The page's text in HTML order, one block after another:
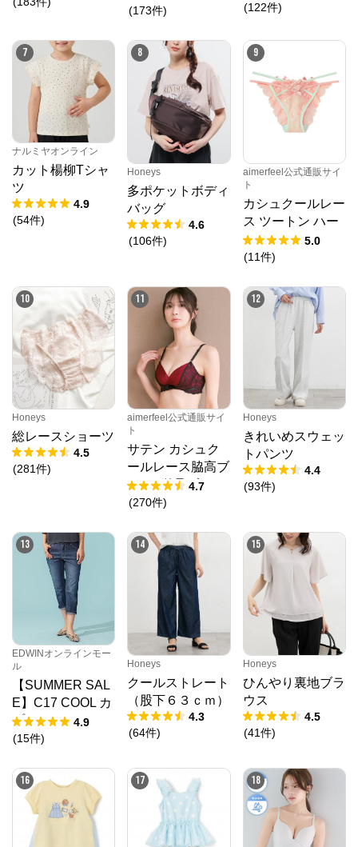
(173件)
ズペインターパン
(122件)
7
ナルミヤオンライン
カット楊柳Tシャ
ツ
4.9
(54件)
8
Honeys
多ポケットボディ
バッグ
4.6
(106件)
9
aimerfeel公式通販サイ
ト
カシュクールレー
ス ツートン ハー
フバックショーツ
5.0
(11件)
10
Honeys
総レースショーツ
4.5
(281件)
11
aimerfeel公式通販サイ
ト
サテン カシュク
ールレース脇高ブ
ラ(R) 単品ブラジ
ャー
4.7
(270件)
12
Honeys
きれいめスウェッ
トパンツ
4.4
(93件)
13
EDWINオンラインモー
ル
【SUMMER SAL
E】C17 COOL カ
プリ デニムパン
ツ【涼】
4.9
(15件)
14
Honeys
クールストレート
（股下６３ｃｍ）
4.3
(64件)
15
Honeys
ひんやり裏地ブラ
ウス
4.5
(41件)
16 17 18
クロスプラス　オンラインストア
からのコメン
ト
N.O.R.C (ノーク)、JUNKO SHIMADA (ジュンコシマ
ダ) 、ATSURO TAYAMA（アツロウ タヤマ）、
ALPHA CUBIC (アルファーキュービック)、DECOY
(デコイ)、Petit Honfleur (プチオンフルール)、
DERMASHARE (ダーマシェア)など、20 代～ 40 代の
大人女子ブランドを中心に、多くの人気ブランドをラ
インナップ。
レディースファッションを中心に、ライフスタイルを
豊かにするオリジナルアイテムをご提案します。